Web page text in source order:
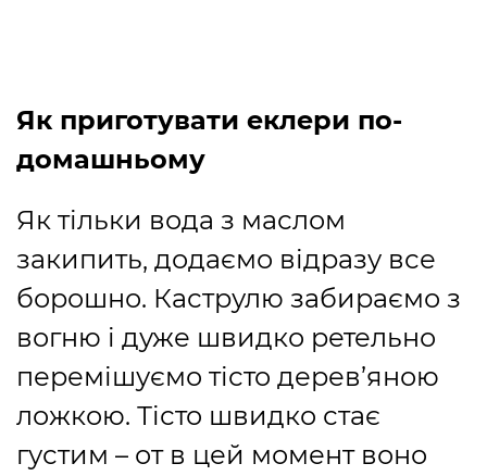
Як приготувати еклери по-
домашньому
Як тільки вода з маслом
закипить, додаємо відразу все
борошно. Каструлю забираємо з
вогню і дуже швидко ретельно
перемішуємо тісто дерев’яною
ложкою. Тісто швидко стає
густим – от в цей момент воно